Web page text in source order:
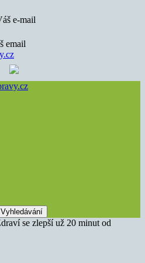
e-mail
email
se zlepší už 20 minut od